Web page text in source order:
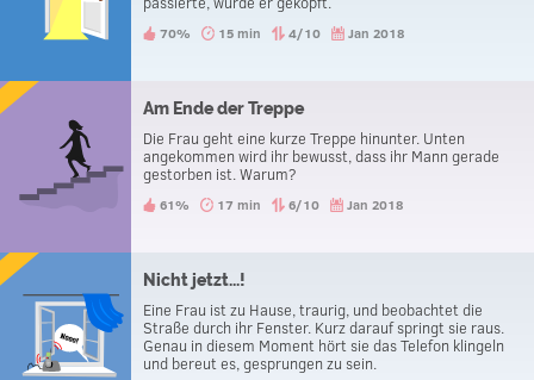
70% 15 min 4/10 Jan 2018
Am Ende der Treppe
Die Frau geht eine kurze Treppe hinunter. Unten
angekommen wird ihr bewusst, dass ihr Mann gerade
gestorben ist. Warum?
61% 17 min 6/10 Jan 2018
Nicht jetzt...!
Eine Frau ist zu Hause, traurig, und beobachtet die
Straße durch ihr Fenster. Kurz darauf springt sie raus.
Genau in diesem Moment hört sie das Telefon klingeln
und bereut es, gesprungen zu sein.